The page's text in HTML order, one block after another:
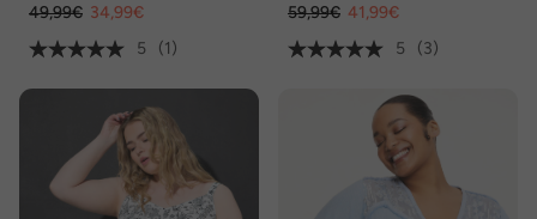
49,99€ 34,99€
5
(1)
59,99€ 41,99€
5
(3)